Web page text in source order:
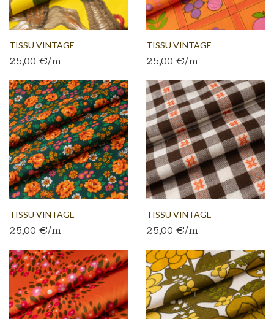
TISSU VINTAGE
AUTHENTIQUE...
25,00 €/m
TISSU VINTAGE
AUTHENTIQUE...
25,00 €/m
TISSU VINTAGE
AUTHENTIQUE...
25,00 €/m
TISSU VINTAGE
AUTHENTIQUE...
25,00 €/m